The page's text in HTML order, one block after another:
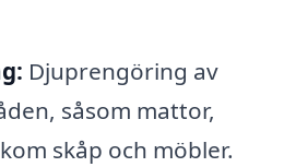
Djuprengöring av
såsom mattor,
skåp och möbler.